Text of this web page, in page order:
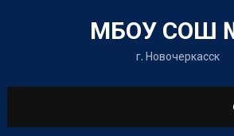
content
МБОУ СОШ
г. Новочеркасск